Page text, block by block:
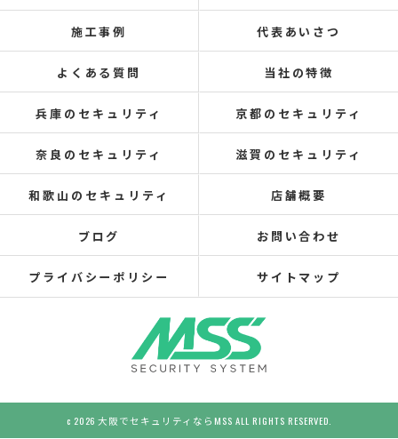
施工事例 代表あいさつ
よくある質問 当社の特徴
兵庫のセキュリティ 京都のセキュリティ
奈良のセキュリティ 滋賀のセキュリティ
和歌山のセキュリティ 店舗概要
ブログ お問い合わせ
プライバシーポリシー サイトマップ
c 2026 大阪でセキュリティならMSS ALL RIGHTS RESERVED.